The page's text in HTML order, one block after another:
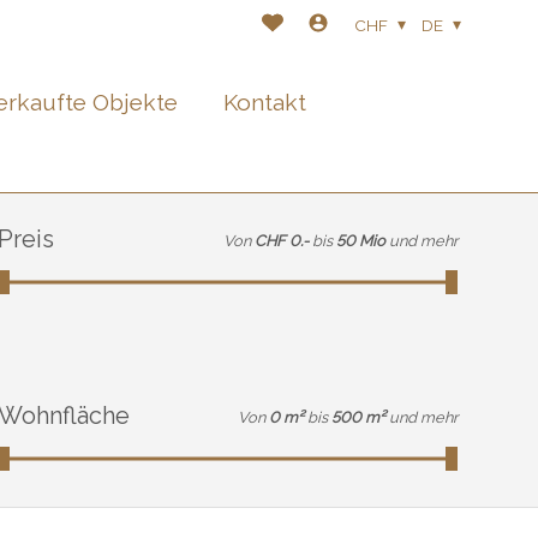
Objekte Kontakt
CHF DE
Preis Von CHF 0.- bis 50 Mio und mehr
Von 0 m² bis 500 m² und mehr